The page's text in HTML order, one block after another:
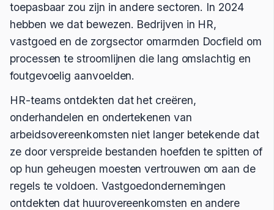
toepasbaar zou zijn in andere sectoren. In 2024
hebben we dat bewezen. Bedrijven in HR,
vastgoed en de zorgsector omarmden Docfield om
processen te stroomlijnen die lang omslachtig en
foutgevoelig aanvoelden.
HR-teams ontdekten dat het creëren,
onderhandelen en ondertekenen van
arbeidsovereenkomsten niet langer betekende dat
ze door verspreide bestanden hoefden te spitten of
op hun geheugen moesten vertrouwen om aan de
regels te voldoen. Vastgoedondernemingen
ontdekten dat huurovereenkomsten en andere